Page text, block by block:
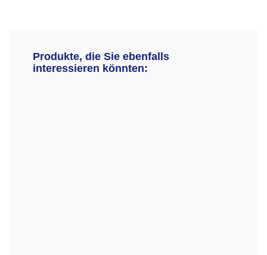
Produkte, die Sie ebenfalls
interessieren könnten: